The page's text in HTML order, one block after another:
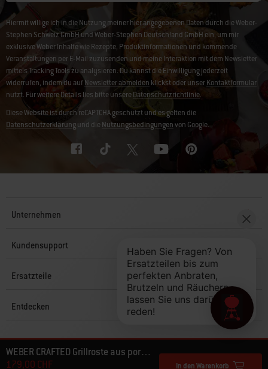
WEBER CRAFTED Grillroste aus porzellanemailliertem Gusseisen
179,00 CHF
In den Warenkorb
Hiermit willige ich in die Nutzung meiner hier angegebenen Daten durch die Weber-
Stephen Schweiz GmbH und Weber-Stephen Deutschland GmbH ein, um mir
exklusive Weber Inhalte wie Rezepte, Produktinformationen und kommende
Veranstaltungen per E-Mail zuzusenden und meine Interaktion mit dem Newsletter
mittels Tracking Tools zu analysieren. Du kannst die Einwilligung jederzeit
widerrufen, indem du aufNewsletter abmelden klickst oder unserKontaktformular
nutzt. Für weitere Details lies bitte unsereDatenschutzrichtlinie.
Diese Website ist durch reCAPTCHA geschützt und es gelten die
Datenschutzerklärungund dieNutzungsbedingungenvon Google.
Unternehmen
Kundensupport
Ersatzteile
Entdecken
© 2026 Weber. Alle Rechte vorbehalten.